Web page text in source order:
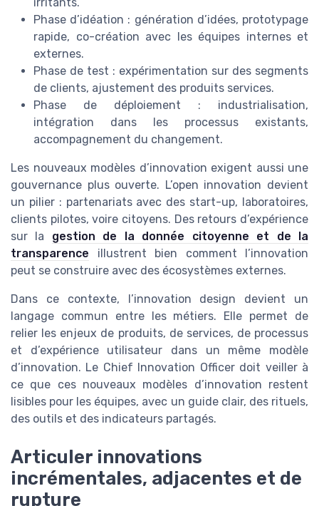
Phase d’idéation : génération d’idées, prototypage
rapide, co-création avec les équipes internes et
externes.
Phase de test : expérimentation sur des segments
de clients, ajustement des produits services.
Phase de déploiement : industrialisation,
intégration dans les processus existants,
accompagnement du changement.
Les nouveaux modèles d’innovation exigent aussi une
gouvernance plus ouverte. L’open innovation devient
un pilier : partenariats avec des start-up, laboratoires,
clients pilotes, voire citoyens. Des retours d’expérience
sur la gestion de la donnée citoyenne et de la
transparence illustrent bien comment l’innovation
peut se construire avec des écosystèmes externes.
Dans ce contexte, l’innovation design devient un
langage commun entre les métiers. Elle permet de
relier les enjeux de produits, de services, de processus
et d’expérience utilisateur dans un même modèle
d’innovation. Le Chief Innovation Officer doit veiller à
ce que ces nouveaux modèles d’innovation restent
lisibles pour les équipes, avec un guide clair, des rituels,
des outils et des indicateurs partagés.
Articuler innovations
incrémentales, adjacentes et de
rupture